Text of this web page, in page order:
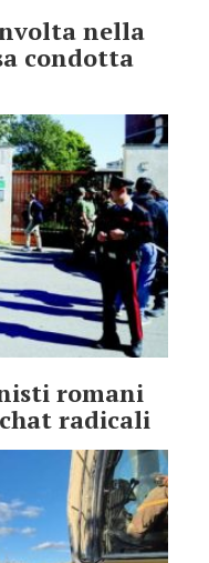
nella
condotta
romani
radicali